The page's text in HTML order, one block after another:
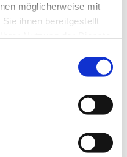
möglicherweise mit
ihnen bereitgestellt
Gutachten